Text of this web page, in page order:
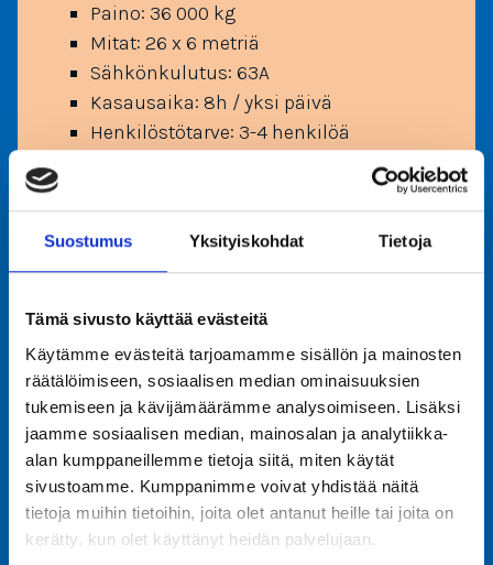
Suostumus Yksityiskohdat Tietoja
Tämä sivusto käyttää evästeitä
Käytämme evästeitä tarjoamamme sisällön ja mainosten
räätälöimiseen, sosiaalisen median ominaisuuksien
tukemiseen ja kävijämäärämme analysoimiseen. Lisäksi
jaamme sosiaalisen median, mainosalan ja analytiikka-
alan kumppaneillemme tietoja siitä, miten käytät
sivustoamme. Kumppanimme voivat yhdistää näitä
tietoja muihin tietoihin, joita olet antanut heille tai joita on
kerätty, kun olet käyttänyt heidän palvelujaan.
Paino: 36 000 kg
Mitat: 26 x 6 metriä
Sähkönkulutus: 63A
Kasausaika: 8h / yksi päivä
Henkilöstötarve: 3-4 henkilöä
Pituusrajoitus: Yli 120 cm (alle 120cm